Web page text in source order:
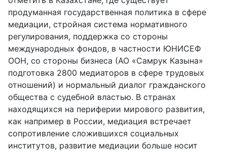
продуманная государственная политика в сфере
медиации, стройная система нормативного
регулирования, поддержка со стороны
международных фондов, в частности ЮНИСЕФ
ООН, со стороны бизнеса (АО «Самрук Казына»
подготовка 2800 медиаторов в сфере трудовых
отношений) и нормальный диалог гражданского
общества с судебной властью. В странах
находящихся на периферии мирового развития,
как например в России, медиация встречает
сопротивление сложившихся социальных
институтов, развитие медиации больше носит